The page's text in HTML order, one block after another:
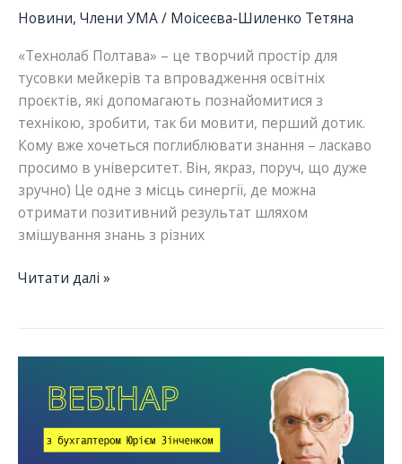
Новини, Члени УМА/ Моісеєва-Шиленко Тетяна
«Технолаб Полтава» – це творчий простір для
тусовки мейкерів та впровадження освітніх
проєктів, які допомагають познайомитися з
технікою, зробити, так би мовити, перший дотик.
Кому вже хочеться поглиблювати знання – ласкаво
просимо в університет. Він, якраз, поруч, що дуже
зручно) Це одне з місць синергії, де можна
отримати позитивний результат шляхом
змішування знань з різних
Знайомтеся
Полтава”
Читати далі »